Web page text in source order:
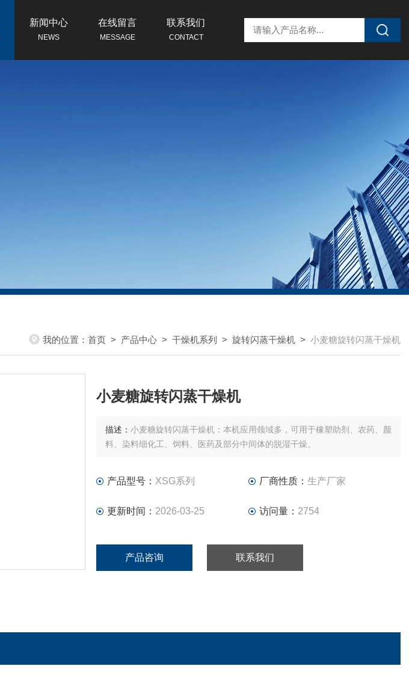
新闻中心
NEWS
在线留言
MESSAGE
联系我们
CONTACT
我的位置： 首页 > 产品中心 > 干燥机系列 > 旋转闪蒸干燥机 > 小麦糖旋转闪蒸干燥机
小麦糖旋转闪蒸干燥机
描述： 小麦糖旋转闪蒸干燥机：本机应用领域多，可用于橡塑助剂、农药、颜
料、染料细化工、饲料、医药及部分中间体的脱湿干燥。
产品型号： XSG系列 厂商性质： 生产厂家
更新时间： 2026-03-25 访问量： 2754
产品咨询 联系我们